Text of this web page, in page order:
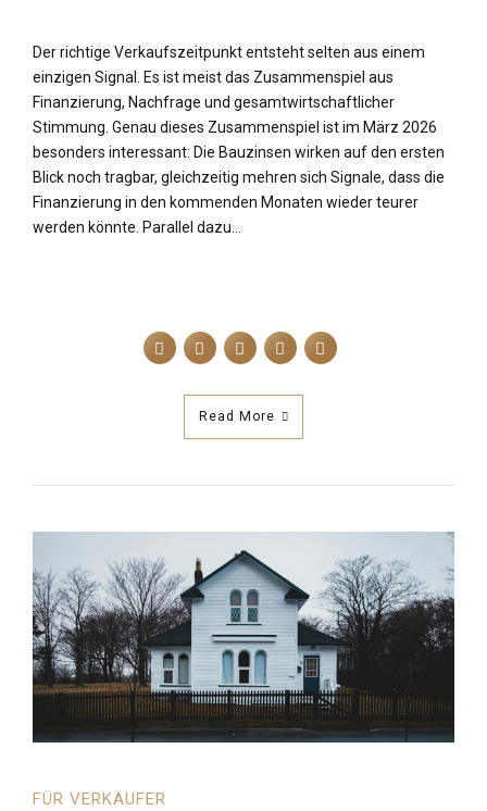
Der richtige Verkaufszeitpunkt entsteht selten aus einem
einzigen Signal. Es ist meist das Zusammenspiel aus
Finanzierung, Nachfrage und gesamtwirtschaftlicher
Stimmung. Genau dieses Zusammenspiel ist im März 2026
besonders interessant: Die Bauzinsen wirken auf den ersten
Blick noch tragbar, gleichzeitig mehren sich Signale, dass die
Finanzierung in den kommenden Monaten wieder teurer
werden könnte. Parallel dazu...
Read More
FÜR VERKÄUFER